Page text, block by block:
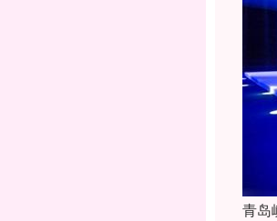
青岛